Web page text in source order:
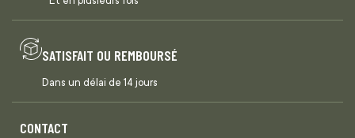
SATISFAIT OU REMBOURSÉ
Dans un délai de 14 jours
CONTACT